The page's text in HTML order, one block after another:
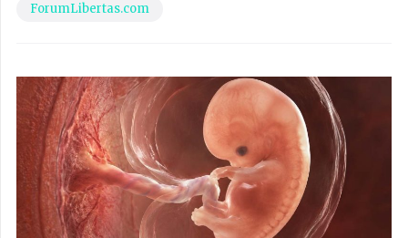
ForumLibertas.com